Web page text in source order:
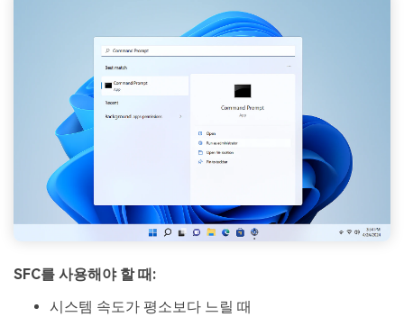
SFC를 사용해야 할 때:
시스템 속도가 평소보다 느릴 때